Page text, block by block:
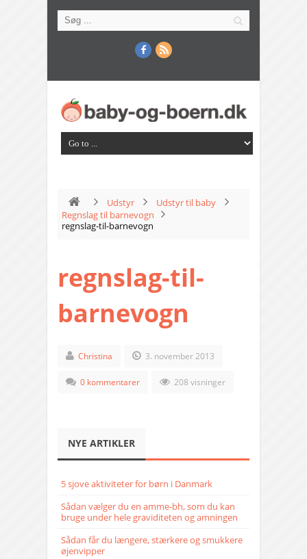
Udstyr
Udstyr til baby
Regnslag til barnevogn
regnslag-til-barnevogn
regnslag-til-
barnevogn
Christina 3. november 2013
0 kommentarer 208 visninger
NYE ARTIKLER
5 sjove aktiviteter for børn i Danmark
Sådan vælger du en amme-bh, som du kan
bruge under hele graviditeten og amningen
Sådan får du længere, stærkere og smukkere
øjenvipper